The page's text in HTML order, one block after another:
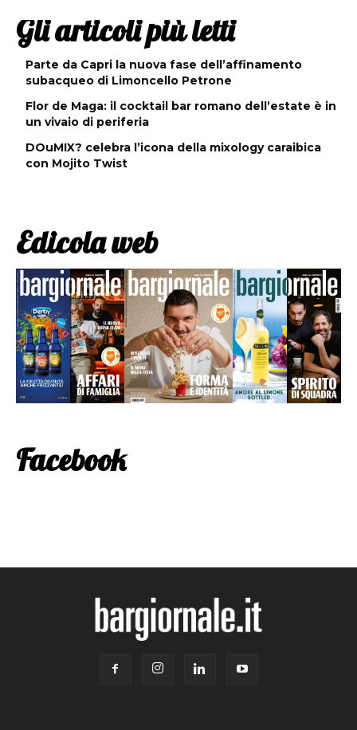
Gli articoli più letti
Parte da Capri la nuova fase dell’affinamento
subacqueo di Limoncello Petrone
Flor de Maga: il cocktail bar romano dell’estate è in
un vivaio di periferia
DOuMIX? celebra l’icona della mixology caraibica
con Mojito Twist
Edicola web
Facebook